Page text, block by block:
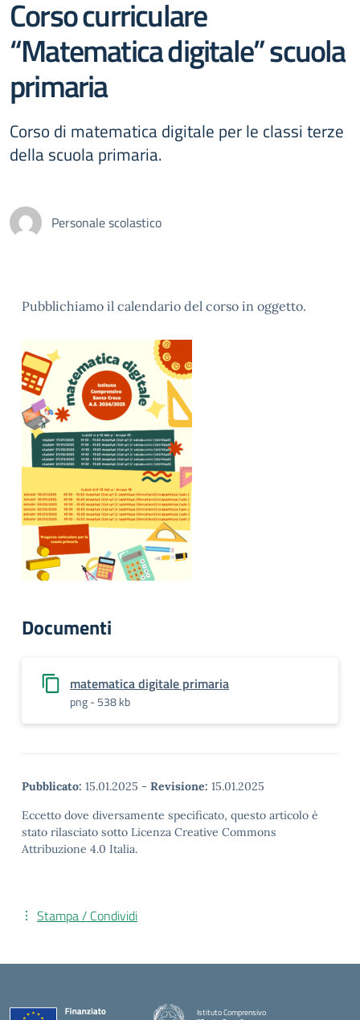
Corso curriculare
“Matematica digitale” scuola
primaria
Corso di matematica digitale per le classi terze
della scuola primaria.
Personale scolastico
Pubblichiamo il calendario del corso in oggetto.
Documenti
matematica digitale primaria
png - 538 kb
Pubblicato: 15.01.2025 - Revisione: 15.01.2025
Eccetto dove diversamente specificato, questo articolo è
stato rilasciato sotto Licenza Creative Commons
Attribuzione 4.0 Italia.
Stampa / Condividi
Istituto Comprensivo